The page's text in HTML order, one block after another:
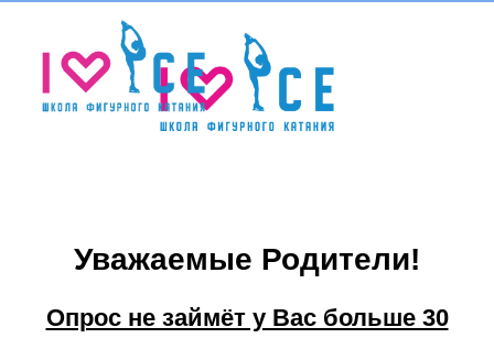
Уважаемые Родители!
Опрос не займёт у Вас больше 30